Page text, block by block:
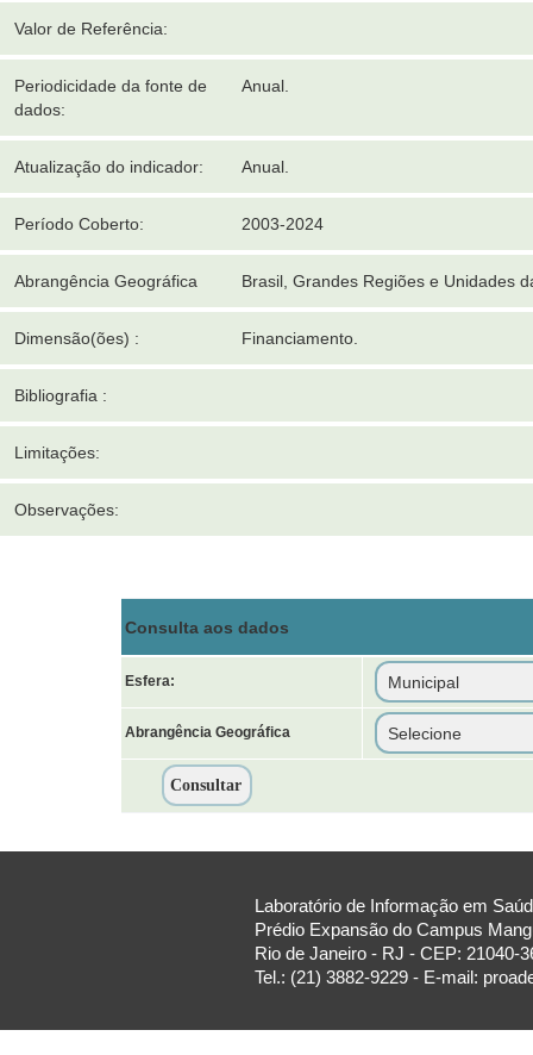
Valor de Referência:
Periodicidade da fonte de
dados:
Anual.
Atualização do indicador: Anual.
Período Coberto: 2003-2024
Abrangência Geográfica Brasil, Grandes Regiões e Unidades
Dimensão(ões) : Financiamento.
Bibliografia :
Limitações:
Observações:
Consulta aos dados
Esfera:
Abrangência Geográfica
Laboratório de Informação em
Prédio Expansão do Campus
Rio de Janeiro - RJ - CEP: 21040-
Tel.: (21) 3882-9229 - E-mail: